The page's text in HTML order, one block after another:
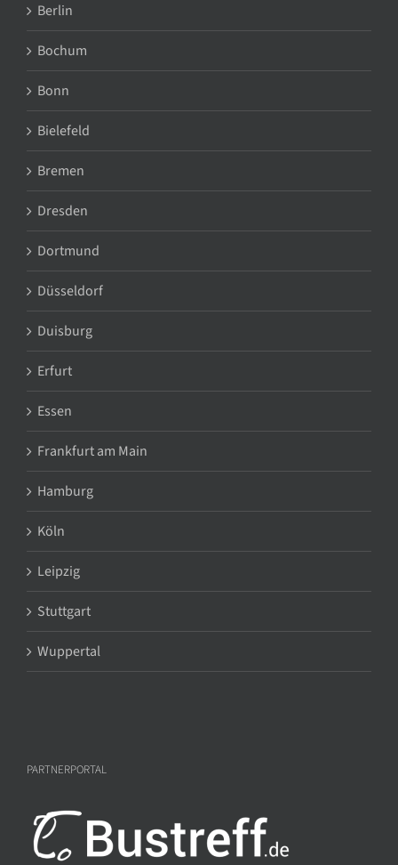
Berlin
Bochum
Bonn
Bielefeld
Bremen
Dresden
Dortmund
Düsseldorf
Duisburg
Erfurt
Essen
Frankfurt am Main
Hamburg
Köln
Leipzig
Stuttgart
Wuppertal
PARTNERPORTAL